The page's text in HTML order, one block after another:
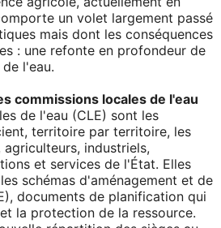
un volet largement passé
mais dont les conséquences
: une refonte en profondeur de
l'eau.
commissions locales de l'eau
de l'eau (CLE) sont les
territoire par territoire, les
industriels,
et services de l'État. Elles
schémas d'aménagement et de
documents de planification qui
la protection de la ressource.